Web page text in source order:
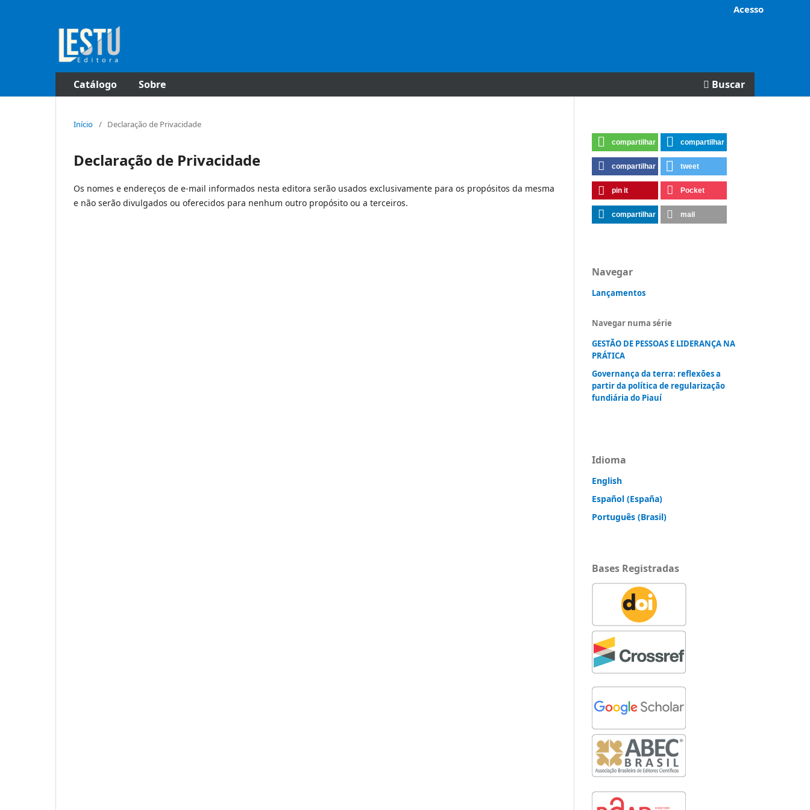
Catálogo Sobre Buscar
Acesso
Início / Declaração de Privacidade
Declaração de Privacidade
Os nomes e endereços de e-mail informados nesta editora serão usados exclusivamente para os propósitos da mesma
e não serão divulgados ou oferecidos para nenhum outro propósito ou a terceiros.
compartilhar compartilhar
compartilhar tweet
pin it Pocket
compartilhar mail
Navegar
Lançamentos
Navegar numa série
GESTÃO DE PESSOAS E LIDERANÇA NA
PRÁTICA
Governança da terra: reflexões a
partir da política de regularização
fundiária do Piauí
Idioma
English
Español (España)
Português (Brasil)
Bases Registradas